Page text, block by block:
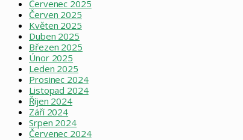
Červenec 2025
Červen 2025
Květen 2025
Duben 2025
Březen 2025
Únor 2025
Leden 2025
Prosinec 2024
Listopad 2024
Říjen 2024
Září 2024
Srpen 2024
Červenec 2024